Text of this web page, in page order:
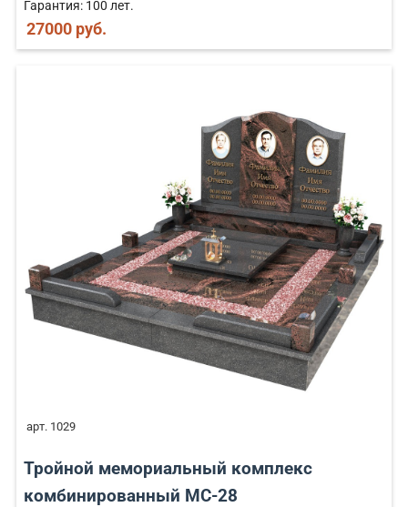
Гарантия: 100 лет.
27000 руб.
арт. 1029
Тройной мемориальный комплекс
комбинированный MC-28